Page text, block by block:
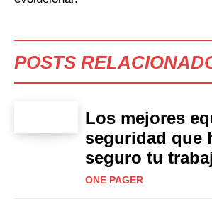
POSTS
Los mejores
seguridad que
seguro tu
ONE PAGER